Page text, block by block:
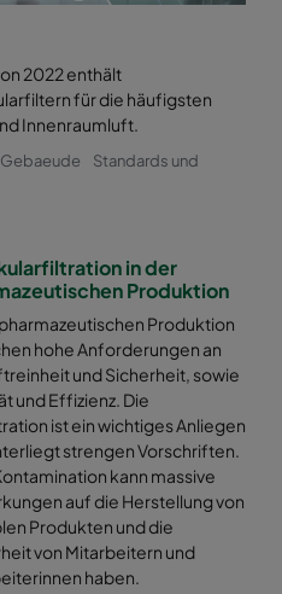
2022 enthält
für die häufigsten
Innenraumluft.
Standards und
in der
Produktion
Produktion
hohe Anforderungen an
und Sicherheit, sowie
und Effizienz. Die
ist ein wichtiges Anliegen
strengen Vorschriften.
kann massive
auf die Herstellung von
Produkten und die
von Mitarbeitern und
haben.